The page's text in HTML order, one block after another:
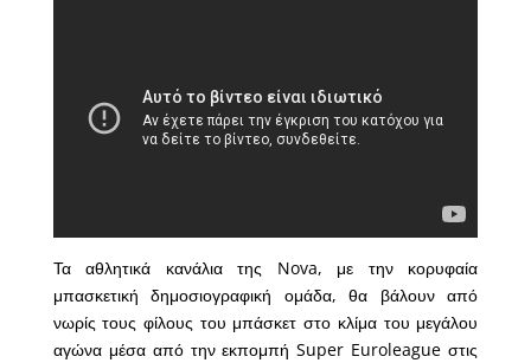
Τα αθλητικά κανάλια της Nova, με την κορυφαία
μπασκετική δημοσιογραφική ομάδα, θα βάλουν από
νωρίς τους φίλους του μπάσκετ στο κλίμα του μεγάλου
αγώνα μέσα από την εκπομπή Super Euroleague στις